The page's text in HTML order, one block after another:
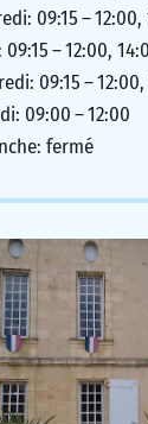
09:15 – 12:00,
09:15 – 12:00,
09:15 –
09:00 – 12:00
fermé